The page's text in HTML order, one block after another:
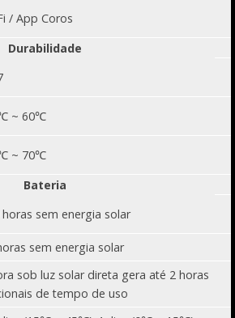
/ App Coros
Durabilidade
~ 60℃
~ 70℃
Bateria
horas sem energia solar
sem energia solar
sob luz solar direta gera até 2 horas
de tempo de uso